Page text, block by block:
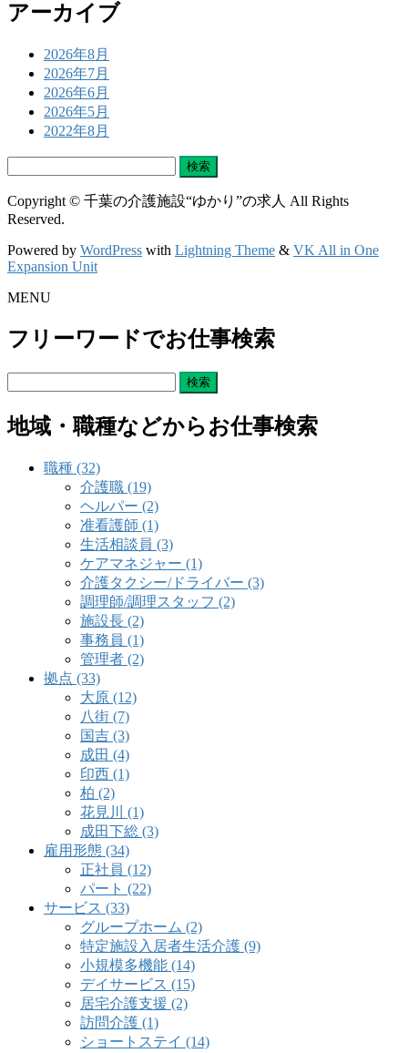
アーカイブ
2026年8月
2026年7月
2026年6月
2026年5月
2022年8月
Copyright © 千葉の介護施設“ゆかり”の求人 All Rights
Reserved.
Powered by WordPress with Lightning Theme & VK All in One
Expansion Unit
MENU
フリーワードでお仕事検索
地域・職種などからお仕事検索
職種 (32)
介護職 (19)
ヘルパー (2)
准看護師 (1)
生活相談員 (3)
ケアマネジャー (1)
介護タクシー/ドライバー (3)
調理師/調理スタッフ (2)
施設長 (2)
事務員 (1)
管理者 (2)
拠点 (33)
大原 (12)
八街 (7)
国吉 (3)
成田 (4)
印西 (1)
柏 (2)
花見川 (1)
成田下総 (3)
雇用形態 (34)
正社員 (12)
パート (22)
サービス (33)
グループホーム (2)
特定施設入居者生活介護 (9)
小規模多機能 (14)
デイサービス (15)
居宅介護支援 (2)
訪問介護 (1)
ショートステイ (14)